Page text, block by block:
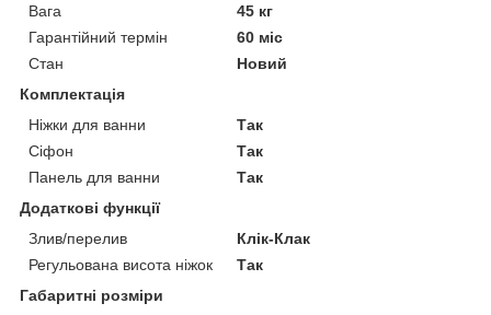
Вага
45 кг
Гарантійний термін
60 міс
Стан
Новий
Комплектація
Ніжки для ванни
Так
Сіфон
Так
Панель для ванни
Так
Додаткові функції
Злив/перелив
Клік-Клак
Регульована висота ніжок
Так
Габаритні розміри